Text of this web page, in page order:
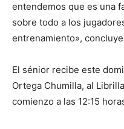
entendemos que es una
sobre todo a los
entrenamiento»,
El sénior recibe este
Ortega Chumilla, al
comienzo a las 12:15